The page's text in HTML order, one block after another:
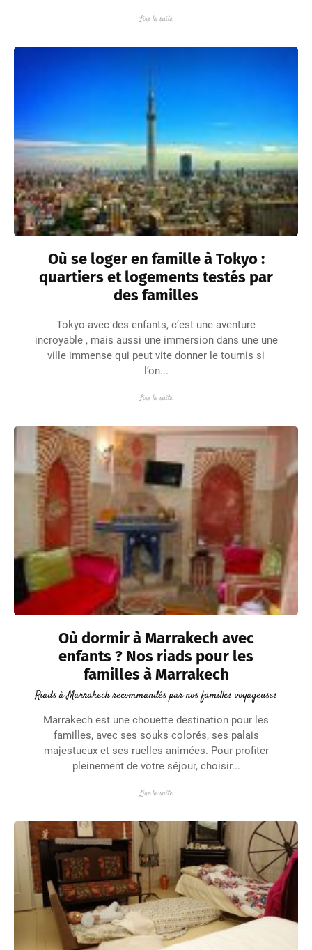
Lire la suite
Où se loger en famille à Tokyo :
quartiers et logements testés par
des familles
Tokyo avec des enfants, c’est une aventure
incroyable , mais aussi une immersion dans une une
ville immense qui peut vite donner le tournis si
l’on...
Lire la suite
Où dormir à Marrakech avec
enfants ? Nos riads pour les
familles à Marrakech
Riads à Marrakech recommandés par nos familles voyageuses
Marrakech est une chouette destination pour les
familles, avec ses souks colorés, ses palais
majestueux et ses ruelles animées. Pour profiter
pleinement de votre séjour, choisir...
Lire la suite